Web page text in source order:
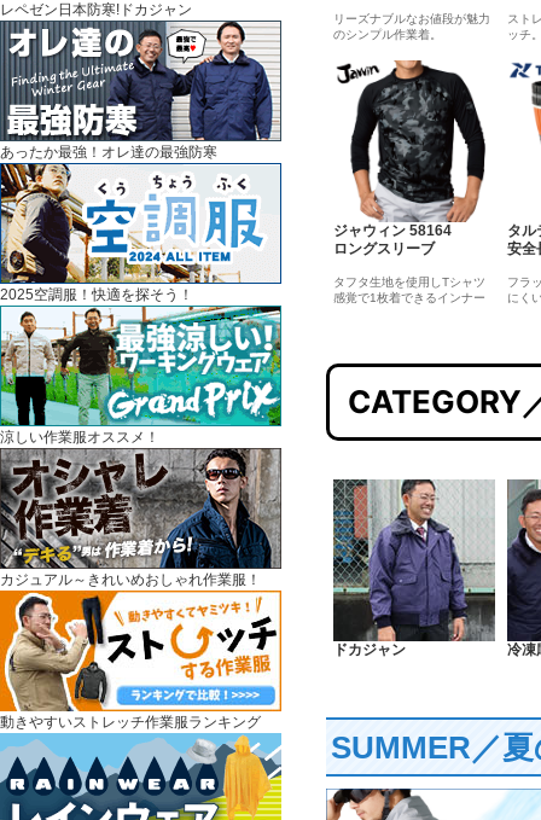
リーズナブルなお値段が魅力
のシンプル作業着。
スト
ッチ
ジャウィン 58164
ロングスリーブ
タフタ生地を使用しTシャツ
感覚で1枚着できるインナー
タル
安全
フラ
にく
CATEGORY
ドカジャン 冷凍
SUMMER／
レペゼン日本防寒!ドカジャン
あったか最強！オレ達の最強防寒
2025空調服！快適を探そう！
涼しい作業服オススメ！
カジュアル～きれいめおしゃれ作業服！
動きやすいストレッチ作業服ランキング